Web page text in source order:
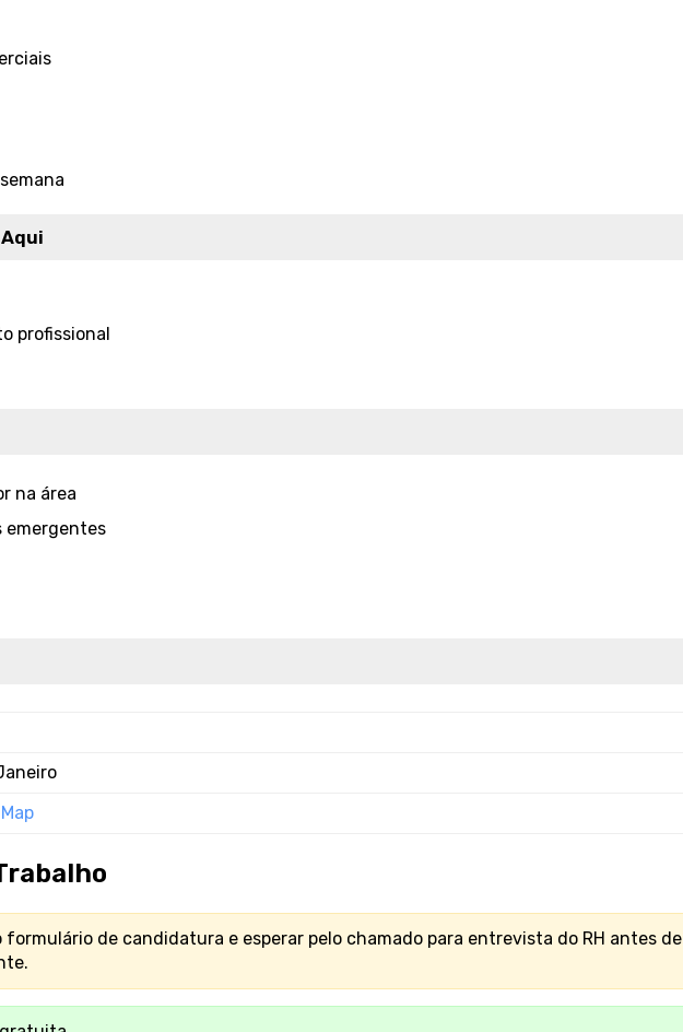
profissional
na área
emergentes
de candidatura e esperar pelo chamado para entrevista do RH antes de